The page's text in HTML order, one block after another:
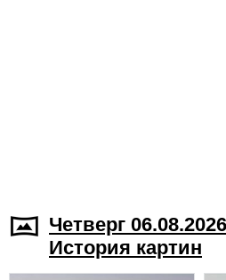
Четверг
История картин